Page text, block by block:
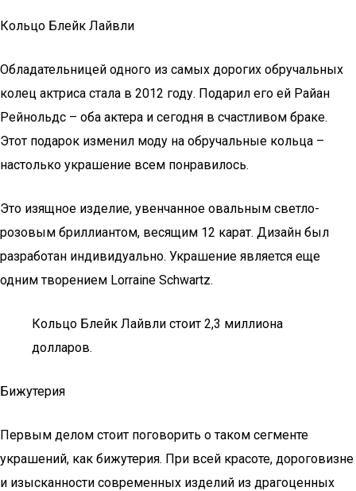
Кольцо Блейк Лайвли
Обладательницей одного из самых дорогих обручальных
колец актриса стала в 2012 году. Подарил его ей Райан
Рейнольдс – оба актера и сегодня в счастливом браке.
Этот подарок изменил моду на обручальные кольца –
настолько украшение всем понравилось.
Это изящное изделие, увенчанное овальным светло-
розовым бриллиантом, весящим 12 карат. Дизайн был
разработан индивидуально. Украшение является еще
одним творением Lorraine Schwartz.
Кольцо Блейк Лайвли стоит 2,3 миллиона
долларов.
Бижутерия
Первым делом стоит поговорить о таком сегменте
украшений, как бижутерия. При всей красоте, дороговизне
и изысканности современных изделий из драгоценных